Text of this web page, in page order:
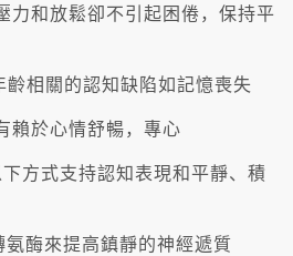
力和放鬆卻不引起困倦，保持平
齡相關的認知缺陷如記憶喪失
賴於心情舒暢，專心
方式支持認知表現和平靜、積
酶來提高鎮靜的神經遞質